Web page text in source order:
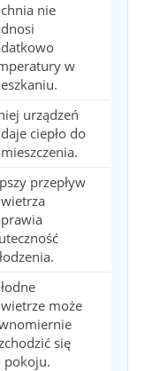
nie
w
urządzeń
ciepło do
przepływ
może
się
pokoju.